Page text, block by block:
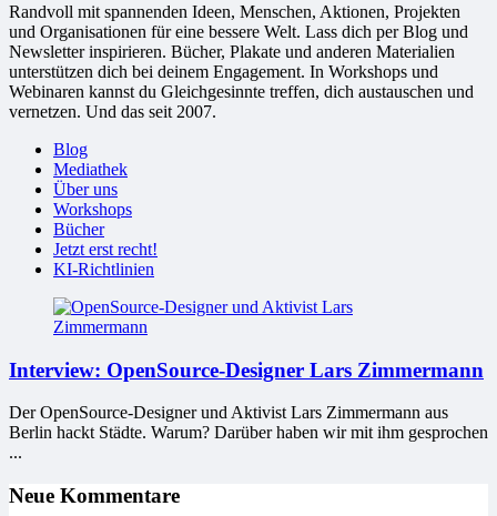
Randvoll mit spannenden Ideen, Menschen, Aktionen, Projekten
und Organisationen für eine bessere Welt. Lass dich per Blog und
Newsletter inspirieren. Bücher, Plakate und anderen Materialien
unterstützen dich bei deinem Engagement. In Workshops und
Webinaren kannst du Gleichgesinnte treffen, dich austauschen und
vernetzen. Und das seit 2007.
Blog
Mediathek
Über uns
Workshops
Bücher
Jetzt erst recht!
KI-Richtlinien
Interview: OpenSource-Designer Lars Zimmermann
Der OpenSource-Designer und Aktivist Lars Zimmermann aus
Berlin hackt Städte. Warum? Darüber haben wir mit ihm gesprochen
...
Neue Kommentare